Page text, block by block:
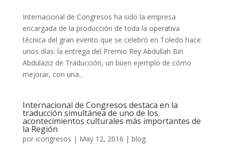
Internacional de Congresos ha sido la empresa
encargada de la producción de toda la operativa
técnica del gran evento que se celebró en Toledo hace
unos días: la entrega del Premio Rey Abdullah Bin
Abdulaziz de Traducción, un buen ejemplo de cómo
mejorar, con una...
Internacional de Congresos destaca en la
traducción simultánea de uno de los
acontecimientos culturales más importantes de
la Región
por icongresos | May 12, 2016 | blog